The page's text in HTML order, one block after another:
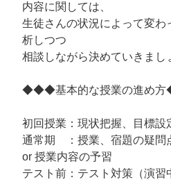
内容に関しては、
生徒さんの状況によって変わ
析しつつ
相談しながら決めていきまし
◆◆◆基本的な授業の進め
初回授業：現状把握、目標設
通常期 ：授業、宿題の疑問
or 授業内容の予習
テスト前：テスト対策（演習